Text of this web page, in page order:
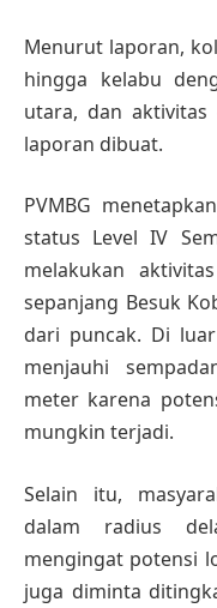
Menurut laporan,
hingga kelabu
utara, dan
laporan dibuat.
PVMBG
status Level IV
melakukan
sepanjang Besuk
dari puncak. Di
menjauhi
meter karena
mungkin terjadi.
Selain itu,
dalam radius
mengingat potensi
juga diminta